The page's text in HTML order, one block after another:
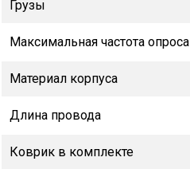
Грузы
Максимальная частота опроса
Материал корпуса
Длина провода
Коврик в комплекте